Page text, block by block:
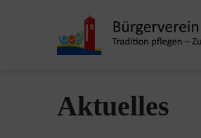
Aktuelles